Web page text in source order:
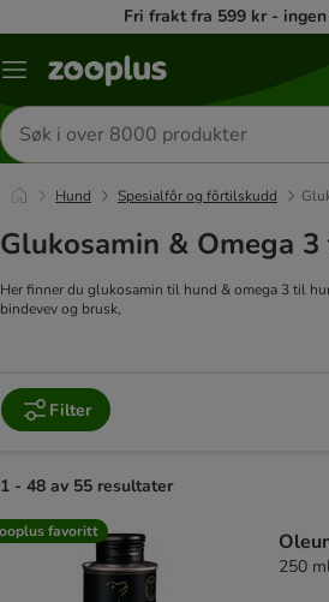
Fri frakt fra 599 kr -
Katalogmeny
Søk
etter
produkter
Hund Spesialfôr og fôrtilskudd
Glukosamin & Omega
Her finner du glukosamin til hund & omega 3 til
bindevev og brusk,
Filter
1 - 48 av 55 resultater
product items have been changed
favoritt
250